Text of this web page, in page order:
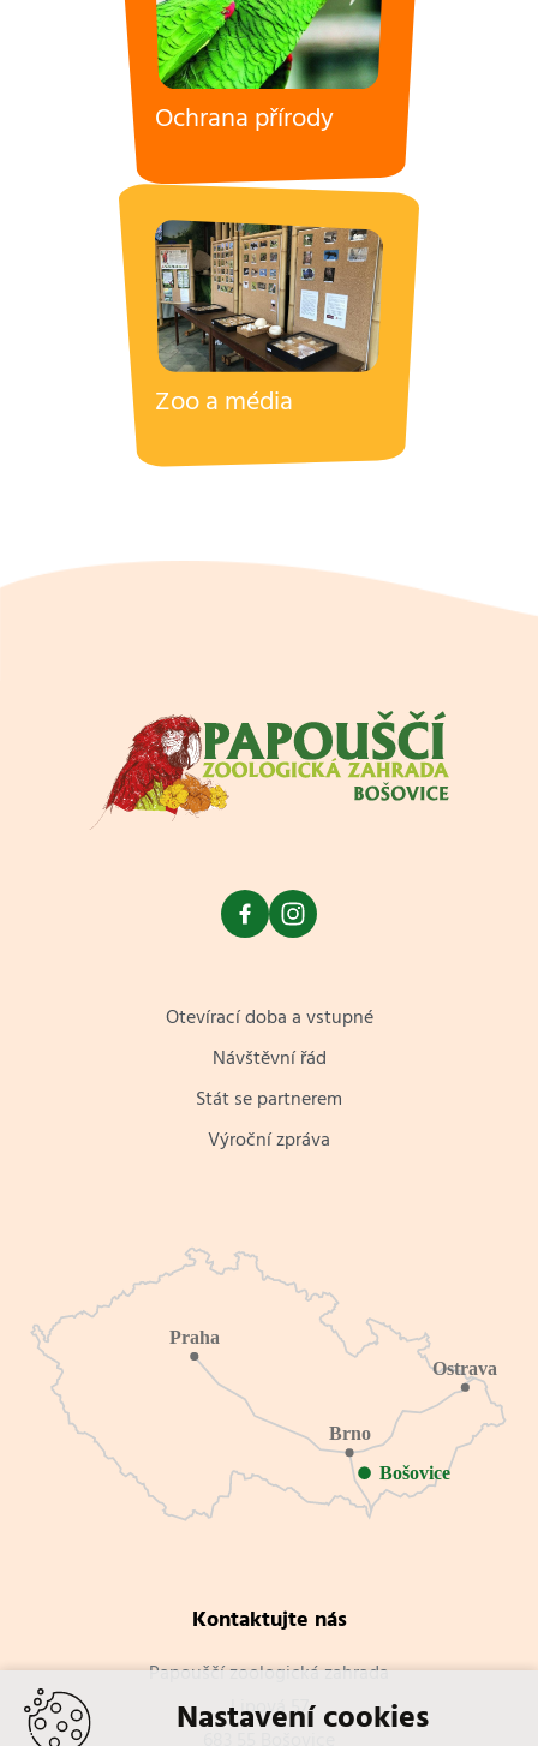
Ochrana přírody
Zoo a média
Otevírací doba a vstupné
Návštěvní řád
Stát se partnerem
Výroční zpráva
Kontaktujte nás
Papouščí zoologická zahrada
Lipová 57
Nastavení cookies